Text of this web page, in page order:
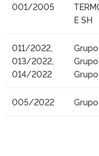
001/2005
E SH
011/2022,
013/2022,
014/2022
005/2022